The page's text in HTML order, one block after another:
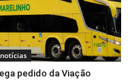
pedido da Viação